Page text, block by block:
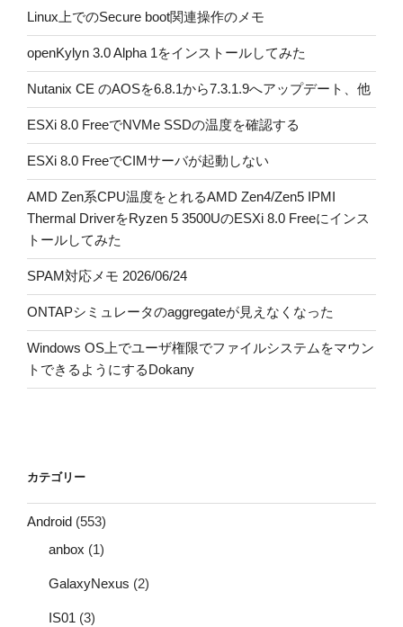
Linux上でのSecure boot関連操作のメモ
openKylyn 3.0 Alpha 1をインストールしてみた
Nutanix CE のAOSを6.8.1から7.3.1.9へアップデート、他
ESXi 8.0 FreeでNVMe SSDの温度を確認する
ESXi 8.0 FreeでCIMサーバが起動しない
AMD Zen系CPU温度をとれるAMD Zen4/Zen5 IPMI
Thermal DriverをRyzen 5 3500UのESXi 8.0 Freeにインス
トールしてみた
SPAM対応メモ 2026/06/24
ONTAPシミュレータのaggregateが見えなくなった
Windows OS上でユーザ権限でファイルシステムをマウン
トできるようにするDokany
カテゴリー
Android (553)
anbox (1)
GalaxyNexus (2)
IS01 (3)